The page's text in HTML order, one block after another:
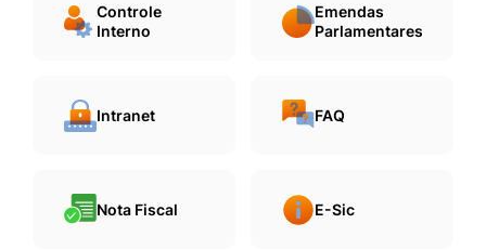
Controle
Interno
Emendas
Parlamentares
Intranet FAQ
Nota Fiscal E-Sic